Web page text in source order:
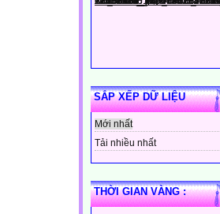
SẮP XẾP DỮ LIỆU
Mới nhất
Tải nhiều nhất
THỜI GIAN VÀNG :